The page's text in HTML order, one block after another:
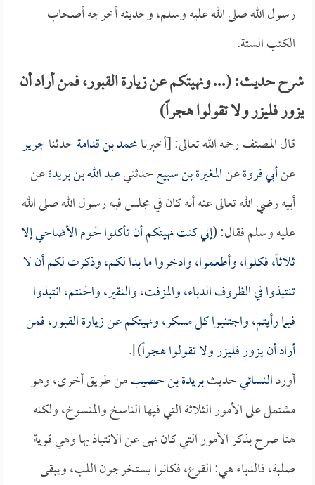
رسول الله صلى الله عليه وسلم، وحديثه أخرجه أصحاب
الكتب الستة.
شرح حديث: (... ونهيتكم عن زيارة القبور، فمن أراد أن
يزور فليزر ولا تقولوا هجراً)
قال المصنف رحمه الله تعالى: [أخبرنامحمد بن قدامةحدثناجرير
عنأبي فروةعنالمغيرة بن سبيعحدثنيعبد الله بن بريدةعن
أبيه رضي الله تعالى عنه أنه كان في مجلس فيه رسول الله صلى الله
عليه وسلم فقال: (إني كنت نهيتكم أن تأكلوا لحوم الأضاحي إلا
ثلاثاً، فكلوا، وأطعموا، وادخروا ما بدا لكم، وذكرت لكم أن لا
تنتبذوا في الظروف الدباء، والمزفت، والنقير، والحنتم، انتبذوا
فيما رأيتم، واجتنبوا كل مسكر، ونهيتكم عن زيارة القبور، فمن
أراد أن يزور فليزر ولا تقولوا هجراً)].
أوردالنسائيحديثبريدة بن حصيبمن طريق أخرى، وهو
مشتمل على الأمور الثلاثة التي فيها الناسخ والمنسوخ، ولكنه
هنا صرح بذكر الأمور التي كان نهى عن الانتباذ بها وهي قوية
صلبة، فالدباء هي: القرع، فكانوا يستخرجون اللب، ويبقى